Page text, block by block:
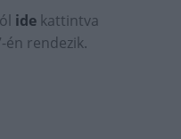
ide kattintva
én rendezik.